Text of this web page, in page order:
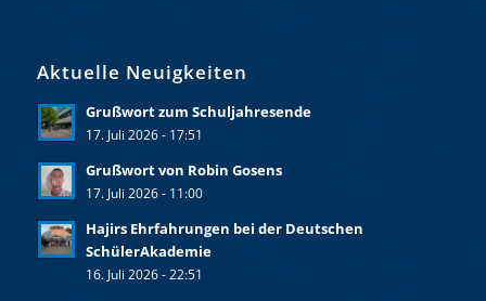
Aktuelle Neuigkeiten
Grußwort zum Schuljahresende
17. Juli 2026 - 17:51
Grußwort von Robin Gosens
17. Juli 2026 - 11:00
Hajirs Ehrfahrungen bei der Deutschen
SchülerAkademie
16. Juli 2026 - 22:51